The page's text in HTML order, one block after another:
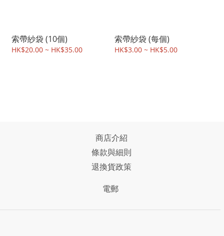
索帶紗袋 (10個)
HK$20.00 ~ HK$35.00
索帶紗袋 (每個)
HK$3.00 ~ HK$5.00
商店介紹
條款與細則
退換貨政策
電郵